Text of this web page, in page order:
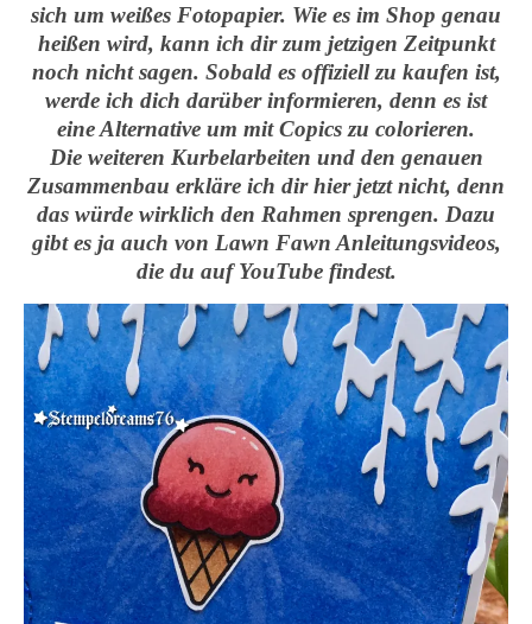
sich um weißes Fotopapier. Wie es im Shop genau
heißen wird, kann ich dir zum jetzigen Zeitpunkt
noch nicht sagen. Sobald es offiziell zu kaufen ist,
werde ich dich darüber informieren, denn es ist
eine Alternative um mit Copics zu colorieren.
Die weiteren Kurbelarbeiten und den genauen
Zusammenbau erkläre ich dir hier jetzt nicht, denn
das würde wirklich den Rahmen sprengen. Dazu
gibt es ja auch von Lawn Fawn Anleitungsvideos,
die du auf YouTube findest.